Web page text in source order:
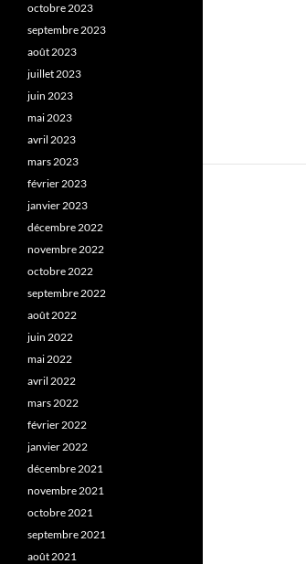
octobre 2023
septembre 2023
août 2023
juillet 2023
juin 2023
mai 2023
avril 2023
mars 2023
février 2023
janvier 2023
décembre 2022
novembre 2022
octobre 2022
septembre 2022
août 2022
juin 2022
mai 2022
avril 2022
mars 2022
février 2022
janvier 2022
décembre 2021
novembre 2021
octobre 2021
septembre 2021
août 2021